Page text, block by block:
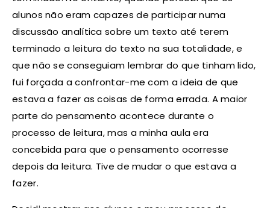
alunos não eram capazes de participar numa
discussão analítica sobre um texto até terem
terminado a leitura do texto na sua totalidade, e
que não se conseguiam lembrar do que tinham lido,
fui forçada a confrontar-me com a ideia de que
estava a fazer as coisas de forma errada. A maior
parte do pensamento acontece durante o
processo de leitura, mas a minha aula era
concebida para que o pensamento ocorresse
depois da leitura. Tive de mudar o que estava a
fazer.